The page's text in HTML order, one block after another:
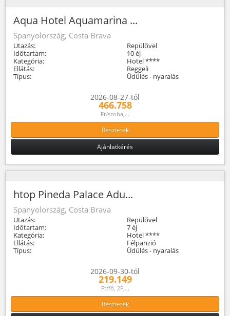
Aqua Hotel Aquamarina ...
Spanyolország, Costa Brava
Utazás:
Repülővel
Időtartam:
10 éj
Kategória:
Hotel ****
Ellátás:
Reggeli
Típus:
Üdülés - nyaralás
2026-08-27-tól
466.758
Ft/szoba,...
Részletek
Ajánlatkérés
htop Pineda Palace Adu...
Spanyolország, Costa Brava
Utazás:
Repülővel
Időtartam:
7 éj
Kategória:
Hotel ****
Ellátás:
Félpanzió
Típus:
Üdülés - nyaralás
2026-09-30-tól
219.149
Ft/fő, 2F,...
Részletek